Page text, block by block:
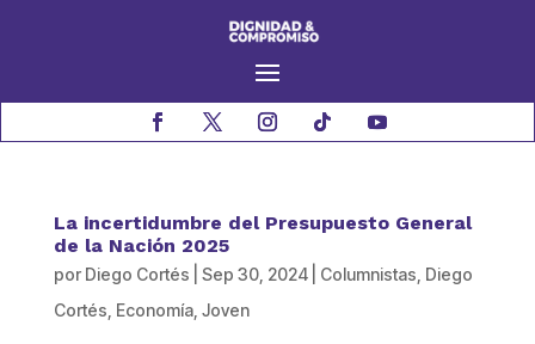
La incertidumbre del Presupuesto General
de la Nación 2025
por Diego Cortés Sep 30, 2024| Columnistas Diego
Cortés Economía, Joven